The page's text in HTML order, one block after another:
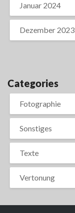
Januar 2024
Dezember 2023
Categories
Fotographie
Sonstiges
Texte
Vertonung